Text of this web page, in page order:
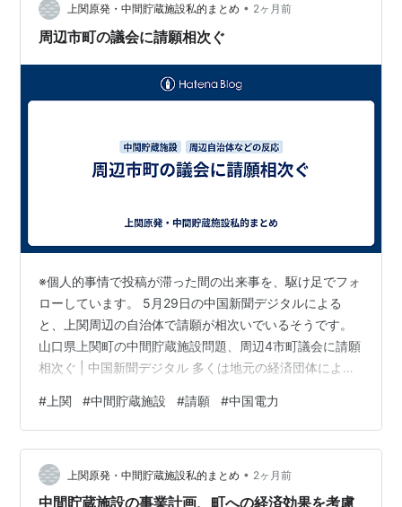
株式会社 パワー・エンジニアリング・アンド・トレ
ーニングサービス
株式会社 ひろしまケーブルテレビ
福利厚生倶楽部中国
水島エルエヌジー販売 株式会社
鳥取県 、 島根県、岡山県 、
および兵庫県のうち赤穂市福浦、香川県のうち小豆
、香川郡，愛媛県のうち越智郡、今治市上浦町、大三
島町、伯方町、吉海町、宮窪町、関前
の記事では、中国電力の死亡事故で何があったのか、作
業開始から体調悪化までの経緯や熱中症対策、考えられ
上関原発・中間貯蔵施設私的まとめ • 2ヶ月前
周辺市町の議会に請願相次ぐ
※個人的事情で投稿が滞った間の出来事を、駆け足でフォ
ローしています。 5月29日の中国新聞デジタルによる
と、上関周辺の自治体で請願が相次いでいるそうです。
山口県上関町の中間貯蔵施設問題、周辺4市町議会に請願
相次ぐ | 中国新聞デジタル 多くは地元の経済団体による
そうです。主張の骨子は、おおよそ以下のような感じみ
たいです。 市民町民が賛否を判断するには、正確な情報
が必要 事業計画が示されない段階で建設の賛否を判断す
るのは拙速かつ無責任 ※柳井市商工会議所が4月13日に提
出した請願以外は、報道が見つかりません。 柳井商工会
# 上関 #中間貯蔵施設 #請願 #中国電力
上関原発・中間貯蔵施設私的まとめ • 2ヶ月前
中間貯蔵施設の事業計画、町への経済効果を考慮